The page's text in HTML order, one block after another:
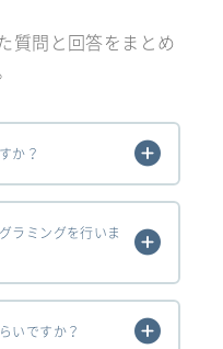
質問と回答をまとめ
か？
ラミングを行いま
いですか？